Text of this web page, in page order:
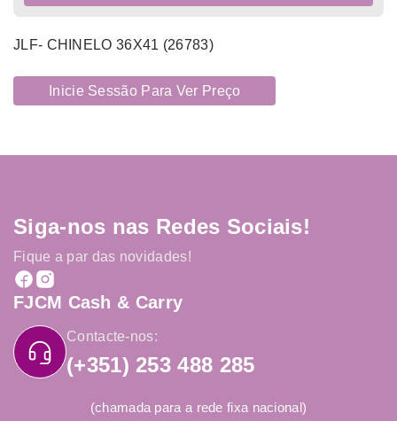
JLF- CHINELO 36X41 (26783)
Inicie Sessão Para Ver Preço
Siga-nos nas Redes Sociais!
Fique a par das novidades!
FJCM Cash & Carry
Contacte-nos:
(+351) 253 488 285
(chamada para a rede fixa nacional)